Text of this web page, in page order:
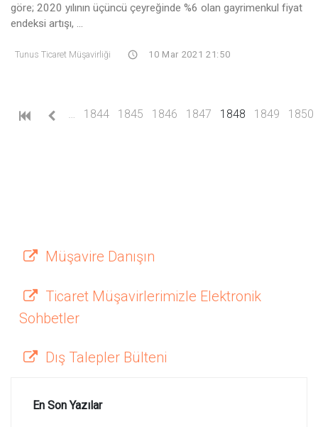
göre; 2020 yılının üçüncü çeyreğinde %6 olan gayrimenkul fiyat
endeksi artışı, ...
Tunus Ticaret Müşavirliği 10 Mar 2021 21:50
1844 1845 1846 1847 1848 (current)
1849 1850
Müşavire Danışın
Ticaret Müşavirlerimizle Elektronik
Sohbetler
Dış Talepler Bülteni
En Son Yazılar